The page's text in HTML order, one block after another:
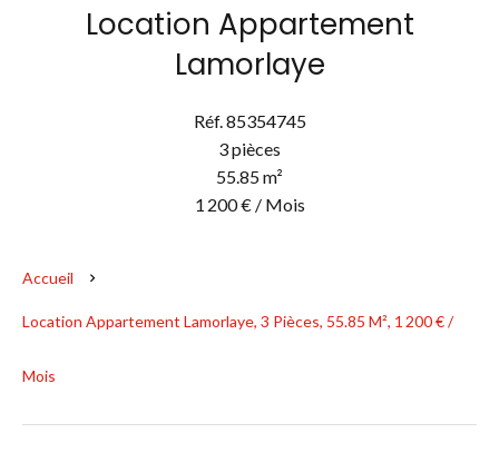
Location Appartement
Lamorlaye
Réf. 85354745
3 pièces
55.85 m²
1 200 € / Mois
Accueil
Location Appartement Lamorlaye, 3 Pièces, 55.85 M², 1 200 € /
Mois